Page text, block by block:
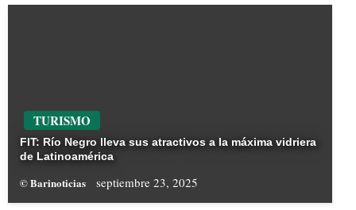
TURISMO
FIT: Río Negro lleva sus atractivos a la máxima vidriera
de Latinoamérica
© Barinoticias septiembre 23, 2025